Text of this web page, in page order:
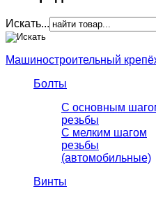
Искать...
Машиностроительный
Болты
С основным
резьбы
C мелким шагом
резьбы
(автомобильные)
Винты